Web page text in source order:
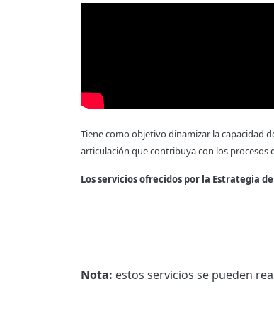
Tiene como objetivo dinamizar la capacidad
articulación que contribuya con los procesos
Los servicios ofrecidos por la Estrategia
Nota: estos servicios se pueden